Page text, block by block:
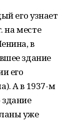
его узнает
на месте
в
здание
его
А в 1937-м
уже